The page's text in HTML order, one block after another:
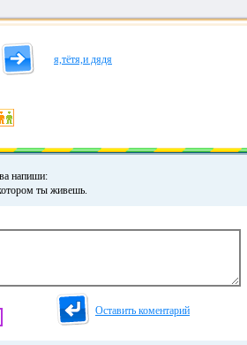
я,тётя,и дядя
напиши:
ты живешь.
Оставить коментарий